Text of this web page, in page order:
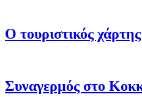
Ο τουριστικός
Συναγερμός στο